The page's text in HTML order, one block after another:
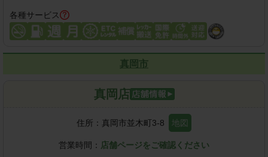
各種サービス
真岡市
真岡店
住所： 真岡市並木町3-8 地図
営業時間： 店舗ページをご確認ください